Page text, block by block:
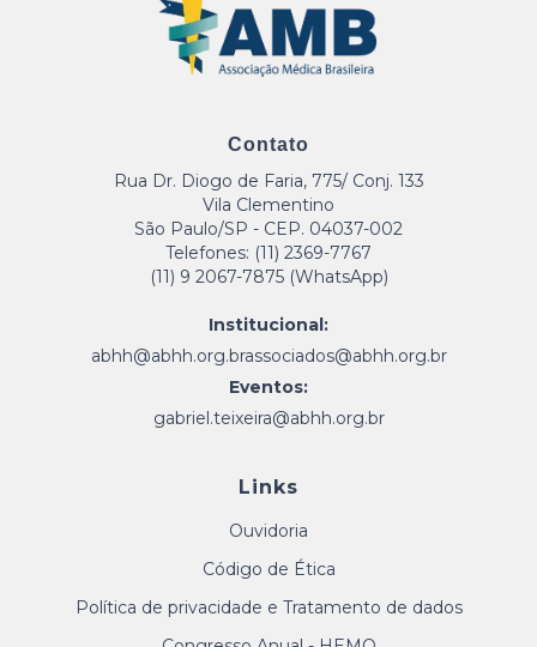
Contato
Rua Dr. Diogo de Faria, 775/ Conj. 133
Vila Clementino
São Paulo/SP - CEP. 04037-002
Telefones: (11) 2369-7767
(11) 9 2067-7875 (WhatsApp)
Institucional:
abhh@abhh.org.brassociados@abhh.org.br
Eventos:
gabriel.teixeira@abhh.org.br
Links
Ouvidoria
Código de Ética
Política de privacidade e Tratamento de dados